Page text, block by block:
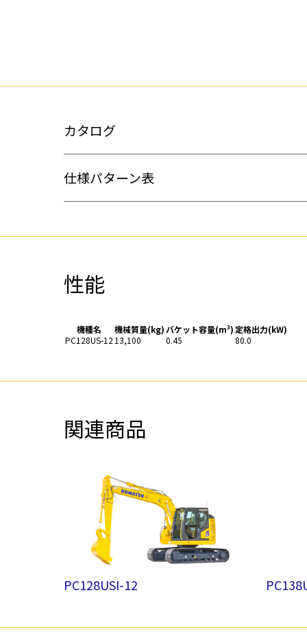
カタログ
仕様パターン表
性能
機種名 機械質量(kg) バケット容量(m³)定格出力(kW)
PC128US-12 13,100 0.45 80.0
関連商品
PC128USI-12